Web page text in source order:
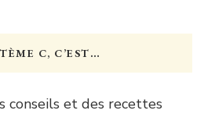
C, C’EST…
conseils et des recettes